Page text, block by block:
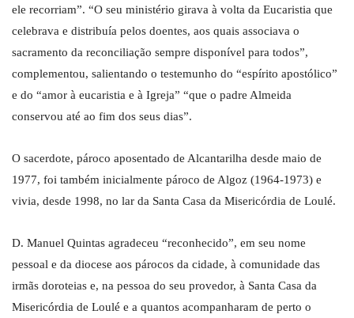
ele recorriam”. “O seu ministério girava à volta da Eucaristia que
celebrava e distribuía pelos doentes, aos quais associava o
sacramento da reconciliação sempre disponível para todos”,
complementou, salientando o testemunho do “espírito apostólico”
e do “amor à eucaristia e à Igreja” “que o padre Almeida
conservou até ao fim dos seus dias”.
O sacerdote, pároco aposentado de Alcantarilha desde maio de
1977, foi também inicialmente pároco de Algoz (1964-1973) e
vivia, desde 1998, no lar da Santa Casa da Misericórdia de Loulé.
D. Manuel Quintas agradeceu “reconhecido”, em seu nome
pessoal e da diocese aos párocos da cidade, à comunidade das
irmãs doroteias e, na pessoa do seu provedor, à Santa Casa da
Misericórdia de Loulé e a quantos acompanharam de perto o